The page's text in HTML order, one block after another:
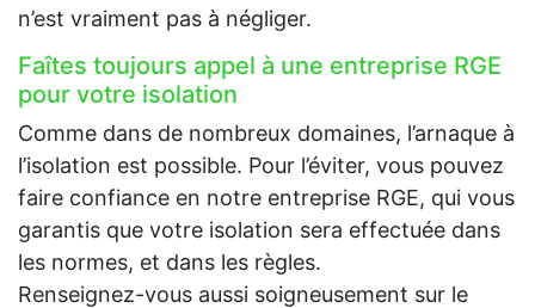
n’est vraiment pas à négliger.
Faîtes toujours appel à une entreprise RGE
pour votre isolation
Comme dans de nombreux domaines, l’arnaque à
l’isolation est possible. Pour l’éviter, vous pouvez
faire confiance en notre entreprise RGE, qui vous
garantis que votre isolation sera effectuée dans
les normes, et dans les règles.
Renseignez-vous aussi soigneusement sur le